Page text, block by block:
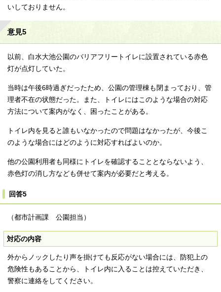
いしておりません。
意見5
以前、白水大池公園のバリアフリートイレに設置されている赤色
灯が点灯していた。
当時は午後6時過ぎだったため、公園の管理棟も閉まっており、管
理者不在の状態だった。また、トイレにはこのような場合の対応
方法について案内がなく、困ったことがある。
トイレ内を見ると誰もいなかったので問題はなかったが、今後こ
のような場合にはどのように対応すればよいのか。
他の公園利用者も同様にトイレを確認することとならないよう、
赤色灯の消し方なども併せて案内が必要だと考える。
回答5
（都市計画課 公園担当）
対応の内容
外からノックしたり声を掛けても反応がない場合には、防犯上の
危険性もあることから、トイレ内に入ることは控えていただき、
警察に連絡をしてください。